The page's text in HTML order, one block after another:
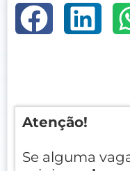
Atenção!
Se alguma